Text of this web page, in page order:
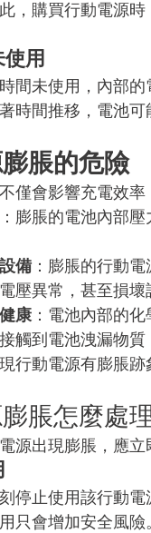
，購買行動電源時
用
間未使用，內部
時間推移，電池可
脹的危險
僅會影響充電效
：膨脹的電池內部
備 ：膨脹的行動
壓異常，甚至損壞
康 ：電池內部的
觸到電池洩漏物質
行動電源有膨脹跡
脹怎麼處
源出現膨脹，應立
停止使用該行動
只會增加安全風險。